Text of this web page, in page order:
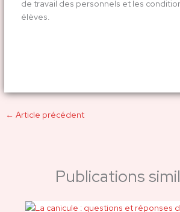
de travail des personnels et les
élèves.
← Article précédent
Publications